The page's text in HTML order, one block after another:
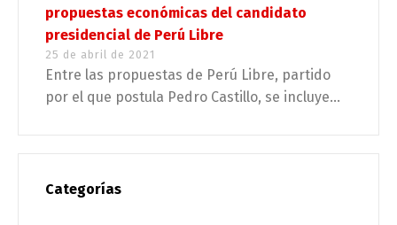
propuestas económicas del candidato
presidencial de Perú Libre
25 de abril de 2021
Entre las propuestas de Perú Libre, partido
por el que postula Pedro Castillo, se incluye...
Categorías